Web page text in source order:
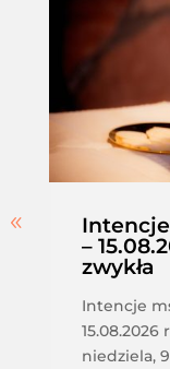
–
zwykła
Intencje
15.08.2026
niedziela,